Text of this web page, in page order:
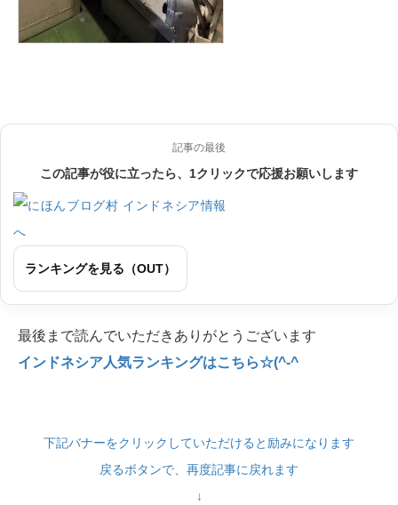
記事の最後
この記事が役に立ったら、1クリックで応援お願いします
ランキングを見る（OUT）
最後まで読んでいただきありがとうございます
インドネシア人気ランキングはこちら☆(^-^
下記バナーをクリックしていただけると励みになります
戻るボタンで、再度記事に戻れます
↓